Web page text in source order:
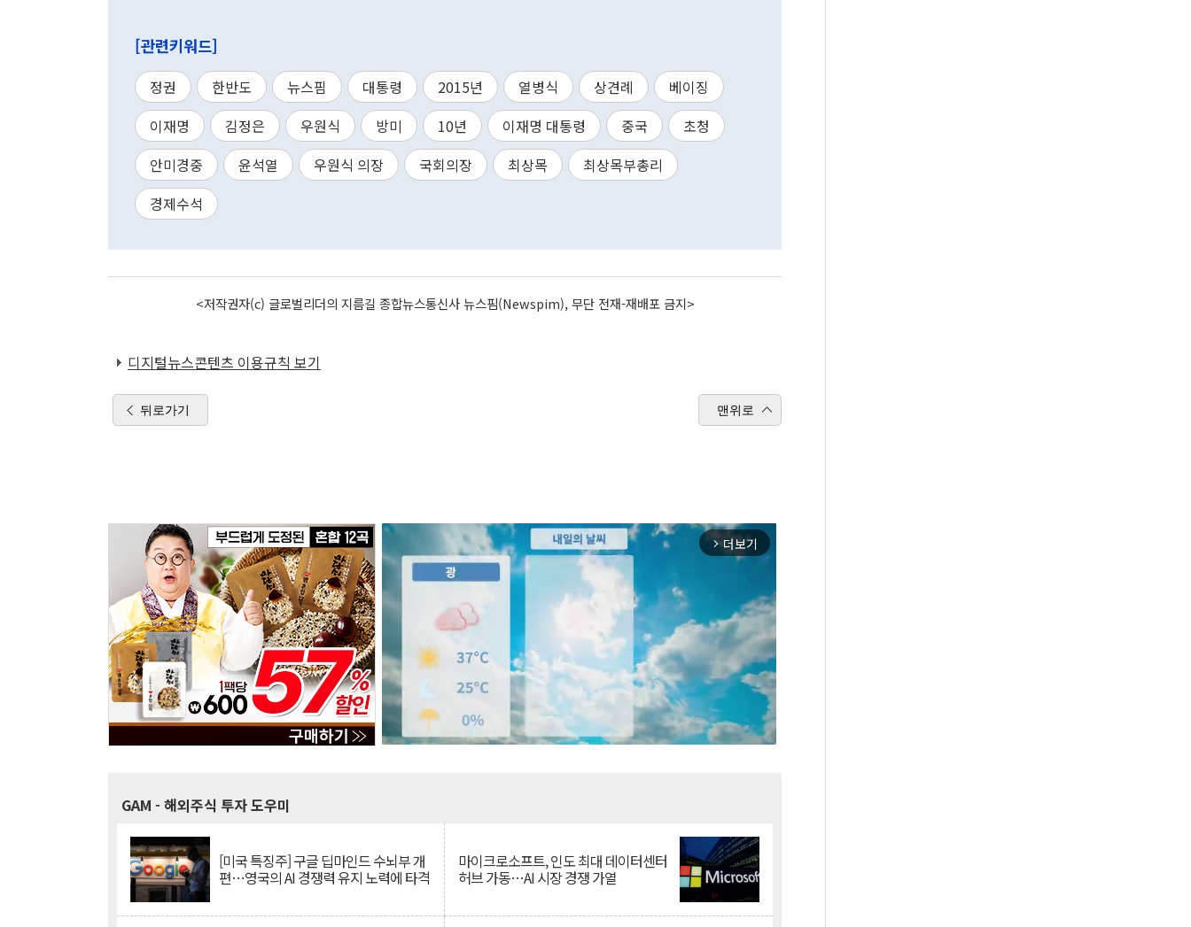
[관련키워드]
정권 한반도 뉴스핌 대통령 2015년 열병식 상견례
베이징
이재명
김정은 우원식 방미 10년 이재명 대통령 중국
초청
안미경중
윤석열 우원식 의장 국회의장 최상목
최상목부총리
경제수석
<저작권자(c) 글로벌리더의 지름길 종합뉴스통신사 뉴스핌(Newspim), 무단 전재-재배포 금지>
디지털뉴스콘텐츠 이용규칙 보기
뒤로가기 맨위로
arrow_forward_ios 더보기
GAM - 해외주식 투자 도우미
[미국 특징주] 구글 딥마인드 수뇌부 개
편…영국의 AI 경쟁력 유지 노력에 타격
마이크로소프트, 인도 최대 데이터센터
허브 가동…AI 시장 경쟁 가열